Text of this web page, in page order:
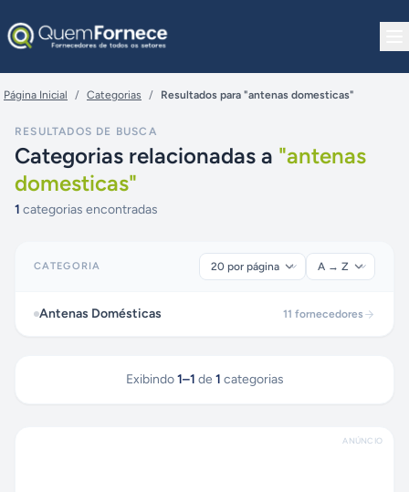
Página Inicial / Categorias / Resultados para "antenas domesticas"
RESULTADOS DE BUSCA
Categorias relacionadas a "antenas
domesticas"
1 categorias encontradas
CATEGORIA
Antenas Domésticas 11 fornecedores
Exibindo 1–1 de 1 categorias
ANÚNCIO